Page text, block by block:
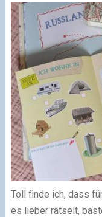
Toll finde ich, dass
es lieber rätselt,